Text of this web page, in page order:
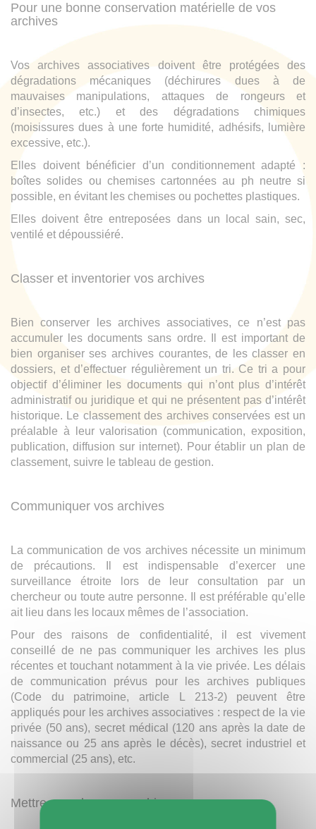
Pour une bonne conservation matérielle de vos
archives
Vos archives associatives doivent être protégées des
dégradations mécaniques (déchirures dues à de
mauvaises manipulations, attaques de rongeurs et
d’insectes, etc.) et des dégradations chimiques
(moisissures dues à une forte humidité, adhésifs, lumière
excessive, etc.).
Elles doivent bénéficier d’un conditionnement adapté :
boîtes solides ou chemises cartonnées au ph neutre si
possible, en évitant les chemises ou pochettes plastiques.
Elles doivent être entreposées dans un local sain, sec,
ventilé et dépoussiéré.
Classer et inventorier vos archives
Bien conserver les archives associatives, ce n’est pas
accumuler les documents sans ordre. Il est important de
bien organiser ses archives courantes, de les classer en
dossiers, et d’effectuer régulièrement un tri. Ce tri a pour
objectif d’éliminer les documents qui n’ont plus d’intérêt
administratif ou juridique et qui ne présentent pas d’intérêt
historique. Le classement des archives conservées est un
préalable à leur valorisation (communication, exposition,
publication, diffusion sur internet). Pour établir un plan de
classement, suivre le tableau de gestion.
Communiquer vos archives
La communication de vos archives nécessite un minimum
de précautions. Il est indispensable d’exercer une
surveillance étroite lors de leur consultation par un
chercheur ou toute autre personne. Il est préférable qu’elle
ait lieu dans les locaux mêmes de l’association.
Pour des raisons de confidentialité, il est vivement
conseillé de ne pas communiquer les archives les plus
récentes et touchant notamment à la vie privée. Les délais
de communication prévus pour les archives publiques
(Code du patrimoine, article L 213-2) peuvent être
appliqués pour les archives associatives : respect de la vie
privée (50 ans), secret médical (120 ans après la date de
naissance ou 25 ans après le décès), secret industriel et
commercial (25 ans), etc.
Mettre en valeur vos archives